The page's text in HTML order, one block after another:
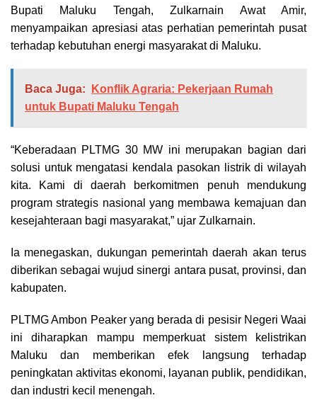
Bupati Maluku Tengah, Zulkarnain Awat Amir,
menyampaikan apresiasi atas perhatian pemerintah pusat
terhadap kebutuhan energi masyarakat di Maluku.
Baca Juga:
Konflik Agraria: Pekerjaan Rumah
untuk Bupati Maluku Tengah
“Keberadaan PLTMG 30 MW ini merupakan bagian dari
solusi untuk mengatasi kendala pasokan listrik di wilayah
kita. Kami di daerah berkomitmen penuh mendukung
program strategis nasional yang membawa kemajuan dan
kesejahteraan bagi masyarakat,” ujar Zulkarnain.
Ia menegaskan, dukungan pemerintah daerah akan terus
diberikan sebagai wujud sinergi antara pusat, provinsi, dan
kabupaten.
PLTMG Ambon Peaker yang berada di pesisir Negeri Waai
ini diharapkan mampu memperkuat sistem kelistrikan
Maluku dan memberikan efek langsung terhadap
peningkatan aktivitas ekonomi, layanan publik, pendidikan,
dan industri kecil menengah.